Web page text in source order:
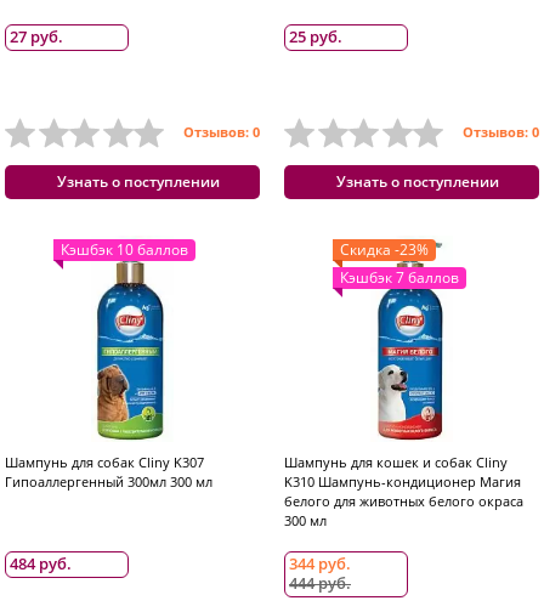
27 руб.
Отзывов: 0
Узнать о поступлении
25 руб.
Отзывов: 0
Узнать о поступлении
Кэшбэк 10 баллов
Шампунь для собак Cliny K307
Гипоаллергенный 300мл 300 мл
484 руб.
Скидка -23%
Кэшбэк 7 баллов
Шампунь для кошек и собак Cliny
K310 Шампунь-кондиционер Магия
белого для животных белого окраса
300 мл
344 руб.
444 руб.